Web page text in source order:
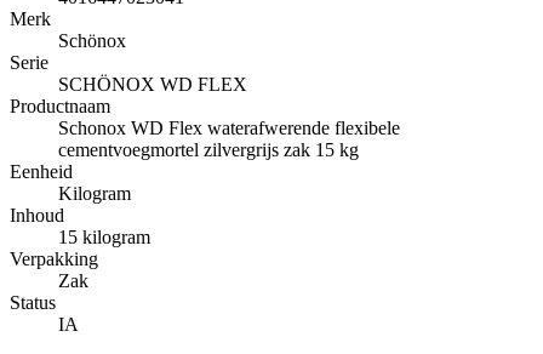
Merk
Schönox
Serie
SCHÖNOX WD FLEX
Productnaam
Schonox WD Flex waterafwerende flexibele
cementvoegmortel zilvergrijs zak 15 kg
Eenheid
Kilogram
Inhoud
15 kilogram
Verpakking
Zak
Status
IA